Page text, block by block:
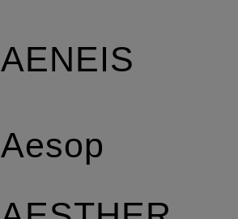
AENEIS
Aesop